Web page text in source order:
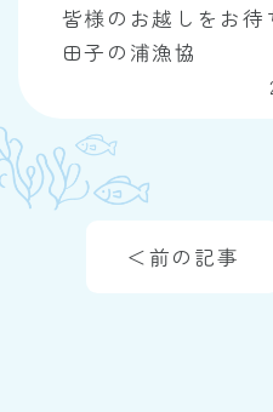
皆様のお越しをお待
田子の浦漁協
＜前の記事